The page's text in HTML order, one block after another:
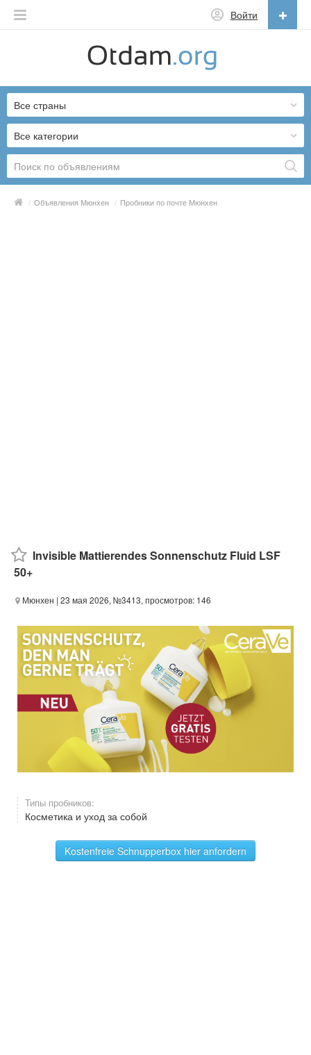
Войти
English
Русский
Українська
Все категории
Все страны
/ Объявления Мюнхен / Пробники по почте Мюнхен
Invisible Mattierendes Sonnenschutz Fluid LSF
50+
Мюнхен | 23 мая 2026, №3413, просмотров: 146
Типы пробников:
Косметика и уход за собой
Kostenfreie Schnupperbox hier anfordern